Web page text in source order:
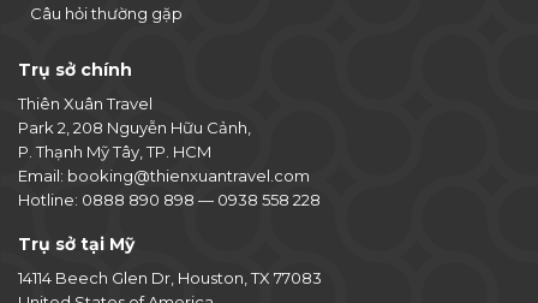
Câu hỏi thường gặp
Trụ sở chính
Thiên Xuân Travel
Park 2, 208 Nguyễn Hữu Cảnh,
P. Thạnh Mỹ Tây, TP. HCM
Email: booking@thienxuantravel.com
Hotline: 0888 890 898 — 0938 558 228
Trụ sở tại Mỹ
14114 Beech Glen Dr, Houston, TX 77083